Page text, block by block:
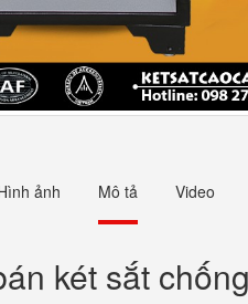
ảnh Mô tả Video
két sắt